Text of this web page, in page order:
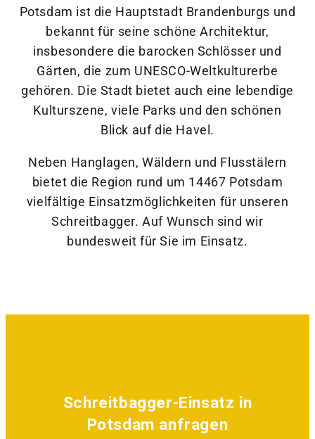
Potsdam ist die Hauptstadt Brandenburgs und
bekannt für seine schöne Architektur,
insbesondere die barocken Schlösser und
Gärten, die zum UNESCO-Weltkulturerbe
gehören. Die Stadt bietet auch eine lebendige
Kulturszene, viele Parks und den schönen
Blick auf die Havel.
Neben Hanglagen, Wäldern und Flusstälern
bietet die Region rund um 14467 Potsdam
vielfältige Einsatzmöglichkeiten für unseren
Schreitbagger. Auf Wunsch sind wir
bundesweit für Sie im Einsatz.
Schreitbagger-Einsatz in
Potsdam anfragen